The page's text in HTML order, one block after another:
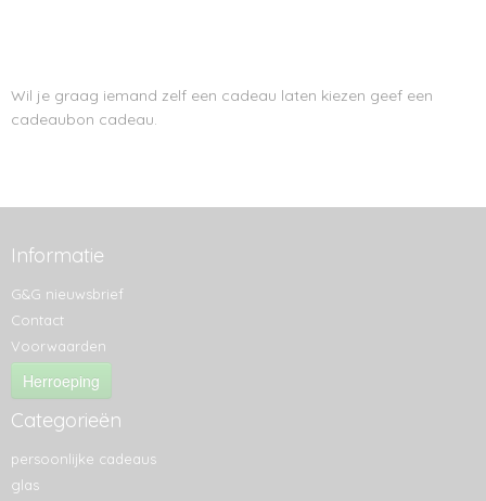
Wil je graag iemand zelf een cadeau laten kiezen geef een
cadeaubon cadeau.
Informatie
G&G nieuwsbrief
Contact
Voorwaarden
Herroeping
Categorieën
persoonlijke cadeaus
glas